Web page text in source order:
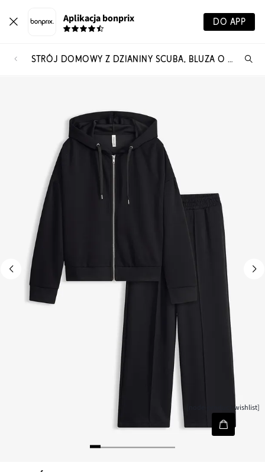
Aplikacja bonprix DO APP
STRÓJ DOMOWY Z DZIANINY SCUBA, BLUZA O SKRÓCONEJ DŁUGOŚCI
[node-product-wishlist]